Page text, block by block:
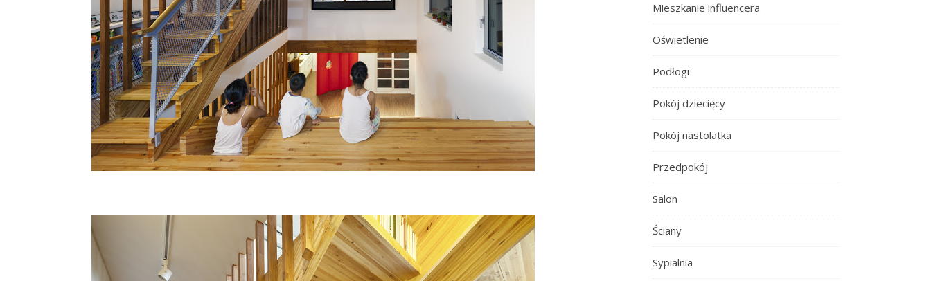
Mieszkanie influencera
Oświetlenie
Podłogi
Pokój dziecięcy
Pokój nastolatka
Przedpokój
Salon
Ściany
Sypialnia